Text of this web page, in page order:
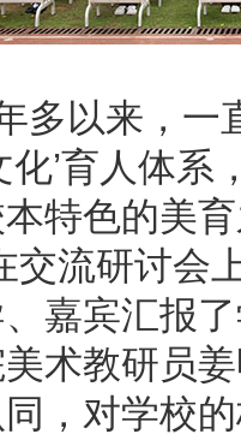
以来，一
化’育人体
特色的美
交流研讨会
嘉宾汇报
美术教研员
，对学校